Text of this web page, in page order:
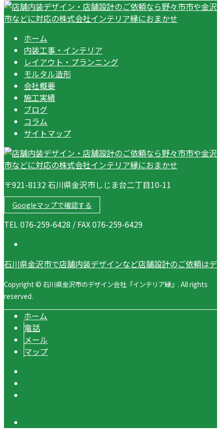
ホーム
内装工事・インテリア
レイアウト・プランニング
モルタル造形
会社概要
施工実績
ブログ
コラム
サイトマップ
〒921-8132 石川県金沢市しじま台二丁目10-11
Googleマップで確認する
TEL 076-259-6428 / FAX 076-259-6429
石川県金沢市で店舗内装デザインなど店舗設計のご依頼は
Copyright © 石川県金沢市のデザイン会社『インテリア縁』. All rights
reserved.
ホーム
電話
メール
マップ